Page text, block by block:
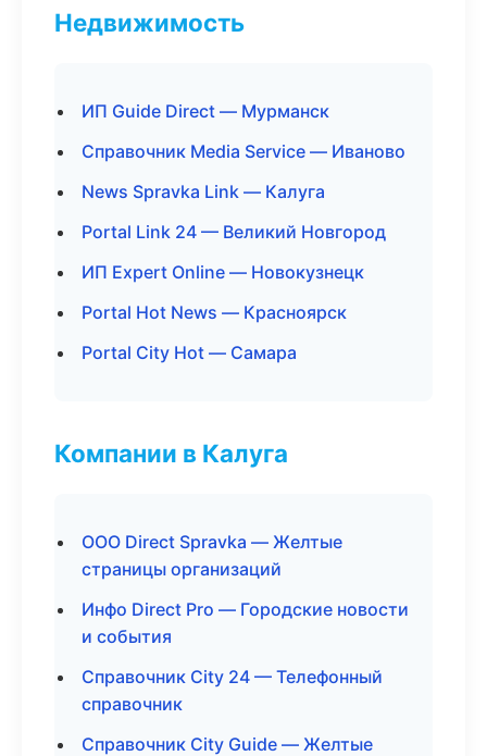
Недвижимость
ИП Guide Direct — Мурманск
Справочник Media Service — Иваново
News Spravka Link — Калуга
Portal Link 24 — Великий Новгород
ИП Expert Online — Новокузнецк
Portal Hot News — Красноярск
Portal City Hot — Самара
Компании в Калуга
ООО Direct Spravka — Желтые
страницы организаций
Инфо Direct Pro — Городские новости
и события
Справочник City 24 — Телефонный
справочник
Справочник City Guide — Желтые